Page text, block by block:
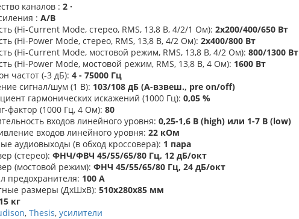
каналов : 2 ·
: A/B
(Hi-Current Mode, стерео, RMS, 13,8 В, 4/2/1 Ом): 2х200/400/650 Вт
(Hi-Power Mode, стерео, RMS, 13,8 В, 4/2 Ом): 2х400/800 Вт
(Hi-Current Mode, мостовой режим, RMS, 13,8 В, 4/2 Ом): 800/1300 Вт
(Hi-Power Mode, мостовой режим, RMS, 13,8 В, 4 Ом): 1600 Вт
частот (-3 дБ): 4 - 75000 Гц
сигнал/шум (1 В): 103/108 дБ (А-взвеш., pre on/off)
гармонических искажений (1000 Гц): 0,05 %
фактор (1000 Гц, 4 Ом): 80
входов линейного уровня: 0,25-1,6 В (high) или 1-7 В (low)
входов линейного уровня: 22 кОм
аудиовыходы (в обход кроссовера): 1 пара
(стерео): ФНЧ/ФВЧ 45/55/65/80 Гц, 12 дБ/окт
(мостовой режим): ФНЧ 45/55/65/80 Гц, 24 дБ/окт
предохранителя: 100 А
размеры (ДхШхВ): 510х280х85 мм
15 кг
, Thesis, усилители